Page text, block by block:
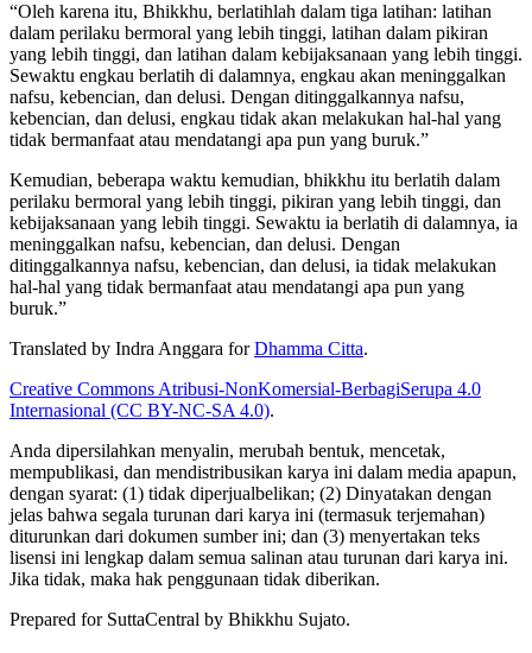
“Oleh karena itu, Bhikkhu, berlatihlah dalam tiga latihan: latihan
dalam perilaku bermoral yang lebih tinggi, latihan dalam pikiran
yang lebih tinggi, dan latihan dalam kebijaksanaan yang lebih tinggi.
Sewaktu engkau berlatih di dalamnya, engkau akan meninggalkan
nafsu, kebencian, dan delusi. Dengan ditinggalkannya nafsu,
kebencian, dan delusi, engkau tidak akan melakukan hal-hal yang
tidak bermanfaat atau mendatangi apa pun yang buruk.”
Kemudian, beberapa waktu kemudian, bhikkhu itu berlatih dalam
perilaku bermoral yang lebih tinggi, pikiran yang lebih tinggi, dan
kebijaksanaan yang lebih tinggi. Sewaktu ia berlatih di dalamnya, ia
meninggalkan nafsu, kebencian, dan delusi. Dengan
ditinggalkannya nafsu, kebencian, dan delusi, ia tidak melakukan
hal-hal yang tidak bermanfaat atau mendatangi apa pun yang
buruk.”
Translated by Indra Anggara forDhamma Citta.
Creative Commons Atribusi-NonKomersial-BerbagiSerupa 4.0
Internasional (CC BY-NC-SA 4.0).
Anda dipersilahkan menyalin, merubah bentuk, mencetak,
mempublikasi, dan mendistribusikan karya ini dalam media apapun,
dengan syarat: (1) tidak diperjualbelikan; (2) Dinyatakan dengan
jelas bahwa segala turunan dari karya ini (termasuk terjemahan)
diturunkan dari dokumen sumber ini; dan (3) menyertakan teks
lisensi ini lengkap dalam semua salinan atau turunan dari karya ini.
Jika tidak, maka hak penggunaan tidak diberikan.
Prepared for SuttaCentral by Bhikkhu Sujato.